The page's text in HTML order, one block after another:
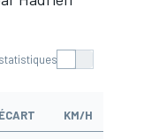
ÉCART KM/H